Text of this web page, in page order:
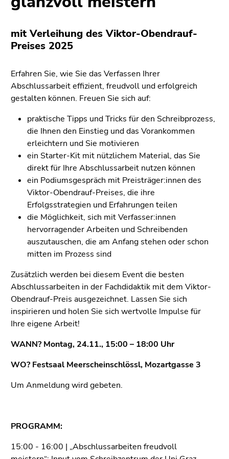
mit Verleihung des Viktor-Obendrauf-
Preises 2025
Erfahren Sie, wie Sie das Verfassen Ihrer
Abschlussarbeit effizient, freudvoll und erfolgreich
gestalten können. Freuen Sie sich auf:
praktische Tipps und Tricks für den Schreibprozess,
die Ihnen den Einstieg und das Vorankommen
erleichtern und Sie motivieren
ein Starter-Kit mit nützlichem Material, das Sie
direkt für Ihre Abschlussarbeit nutzen können
ein Podiumsgespräch mit Preisträger:innen des
Viktor-Obendrauf-Preises, die ihre
Erfolgsstrategien und Erfahrungen teilen
die Möglichkeit, sich mit Verfasser:innen
hervorragender Arbeiten und Schreibenden
auszutauschen, die am Anfang stehen oder schon
mitten im Prozess sind
Zusätzlich werden bei diesem Event die besten
Abschlussarbeiten in der Fachdidaktik mit dem Viktor-
Obendrauf-Preis ausgezeichnet. Lassen Sie sich
inspirieren und holen Sie sich wertvolle Impulse für
Ihre eigene Arbeit!
WANN? Montag, 24.11., 15:00 – 18:00 Uhr
WO? Festsaal Meerscheinschlössl, Mozartgasse 3
Um Anmeldung wird gebeten.
PROGRAMM:
15:00 - 16:00 | „Abschlussarbeiten freudvoll